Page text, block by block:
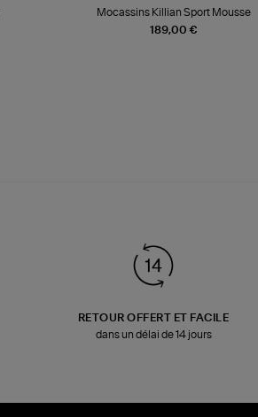
189,00 €
Mocassins Killian Sport Mousse
RETOUR OFFERT ET FACILE
dans un délai de 14 jours